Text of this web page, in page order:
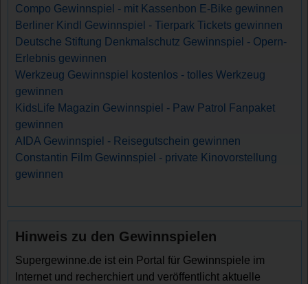
Compo Gewinnspiel - mit Kassenbon E-Bike gewinnen
Berliner Kindl Gewinnspiel - Tierpark Tickets gewinnen
Deutsche Stiftung Denkmalschutz Gewinnspiel - Opern-
Erlebnis gewinnen
Werkzeug Gewinnspiel kostenlos - tolles Werkzeug
gewinnen
KidsLife Magazin Gewinnspiel - Paw Patrol Fanpaket
gewinnen
AIDA Gewinnspiel - Reisegutschein gewinnen
Constantin Film Gewinnspiel - private Kinovorstellung
gewinnen
Hinweis zu den Gewinnspielen
Supergewinne.de ist ein Portal für Gewinnspiele im
Internet und recherchiert und veröffentlicht aktuelle